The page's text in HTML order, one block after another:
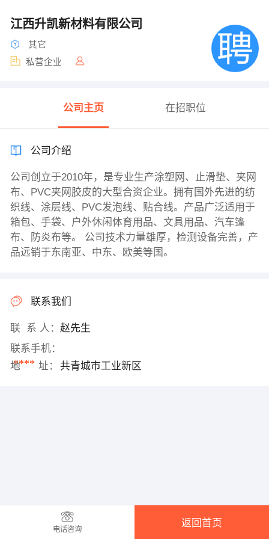
江西升凯新材料有限公司
其它
私营企业
公司主页 在招职位
公司介绍
公司创立于2010年，是专业生产涂塑网、止滑垫、夹网
布、PVC夹网胶皮的大型合资企业。拥有国外先进的纺
织线、涂层线、PVC发泡线、贴合线。产品广泛适用于
箱包、手袋、户外休闲体育用品、文具用品、汽车篷
布、防炎布等。 公司技术力量雄厚，检测设备完善，产
品远销于东南亚、中东、欧美等国。
联系我们
联 系 人： 赵先生
联系手机：
****
地 址： 共青城市工业新区
电话咨询
返回首页